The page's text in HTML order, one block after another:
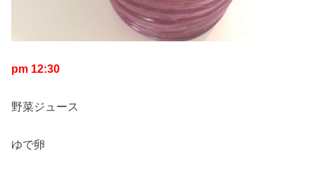
pm 12:30
野菜ジュース
ゆで卵